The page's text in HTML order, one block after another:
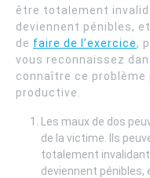
être totalement
deviennent pénibles,
de faire de l’exercice,
vous reconnaissez
connaître ce problème
productive.
Les maux de dos
de la victime. Ils
totalement
deviennent pénibles,